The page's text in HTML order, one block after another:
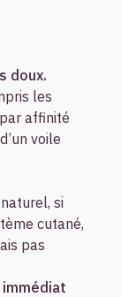
doux.
les
affinité
voile
si
cutané,
pas